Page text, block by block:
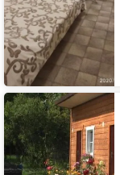
Апартаменты
Apartaments
Li$